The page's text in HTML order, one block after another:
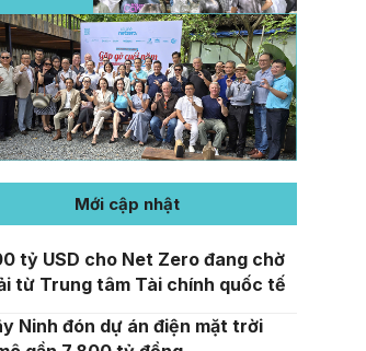
Mới cập nhật
tỷ USD cho Net Zero đang chờ
từ Trung tâm Tài chính quốc tế
Ninh đón dự án điện mặt trời